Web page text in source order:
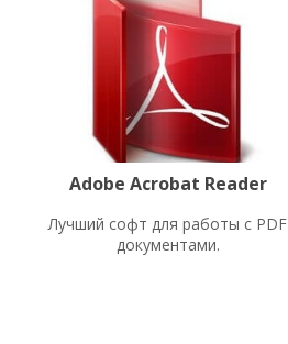
Adobe Acrobat Reader
Лучший софт для работы с PDF
документами.